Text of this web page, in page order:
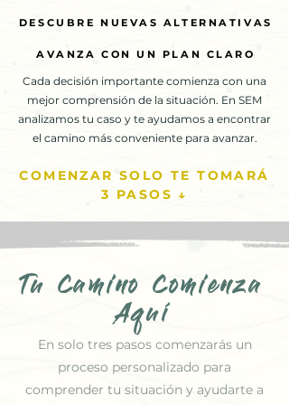
DESCUBRE NUEVAS ALTERNATIVAS
AVANZA CON UN PLAN CLARO
DESCUBRE NUEVAS ALTERNATIVAS
AVANZA CON UN PLAN CLARO
Cada decisión importante comienza con una
mejor comprensión de la situación. En SEM
analizamos tu caso y te ayudamos a encontrar
el camino más conveniente para avanzar.
COMENZAR SOLO TE TOMARÁ
3 PASOS ↓
Tu Camino Comienza
Aquí
En solo tres pasos comenzarás un
proceso personalizado para
comprender tu situación y ayudarte a